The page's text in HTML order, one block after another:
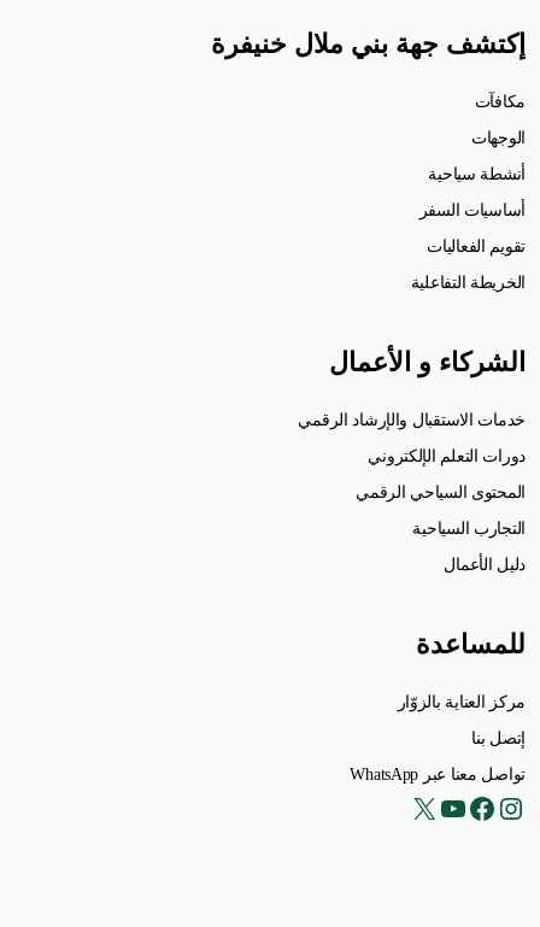
إكتشف جهة بني ملال خنيفرة
مكافآت
الوجهات
أنشطة سياحية
أساسيات السفر
تقويم الفعاليات
الخريطة التفاعلية
الشركاء و الأعمال
خدمات الاستقبال والإرشاد الرقمي
دورات التعلم الإلكتروني
المحتوى السياحي الرقمي
التجارب السياحية
دليل الأعمال
للمساعدة
مركز العناية بالزوّار
إتصل بنا
تواصل معنا عبر WhatsApp